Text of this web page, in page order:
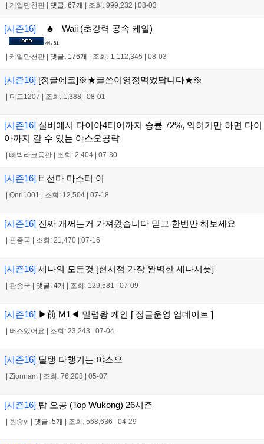
| 케일만천판 | 댓글: 67개 | 조회: 999,232 | 08-03
[시즌16] ♣ Waii (초강력 공속 케일)
44 / 51
케일만천판 댓글: 176개 조회: 1,112,345 08-03
[시즌16] [정글에코]※★글쓴이영정먹었답니다★※
디드1207 조회: 1,388 08-01
[시즌16] 실버에서 다이아4티어까지 승률 72%, 익히기만 하면 다이
아까지 갈 수 있는 야스오공략
빼박라코등판 조회: 2,404 07-30
[시즌16] E 선마 마스터 이
Qnrl1001 조회: 12,504 07-18
[시즌16] 진짜 개쩌는거 가져왔습니다 믿고 한번만 해보세요
관종국 조회: 21,470 07-16
[시즌16] 세나의 모든것 [현시점 가장 완벽한 세나서폿]
관종국 댓글: 4개 조회: 129,581 07-09
[시즌16] ▶前 M1◀ 밀렵왕 케인 [ 정글운영 업데이트 ]
버스있어요 조회: 23,243 07-04
[시즌16] 딜탱 다챙기는 야스오
Zionnam 조회: 76,208 05-07
[시즌16] 탑 오공 (Top Wukong) 26시즌
원숭yi 댓글: 5개 조회: 568,636 04-29